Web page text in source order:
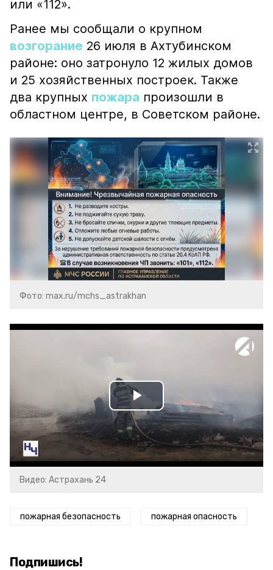
или «112».
Ранее мы сообщали о крупном
возгорание 26 июля в Ахтубинском
районе: оно затронуло 12 жилых домов
и 25 хозяйственных построек. Также
два крупных пожара произошли в
областном центре, в Советском районе.
Фото: max.ru/mchs_astrakhan
Play
Video
Видео: Астрахань 24
пожарная безопасность пожарная опасность
Подпишись!